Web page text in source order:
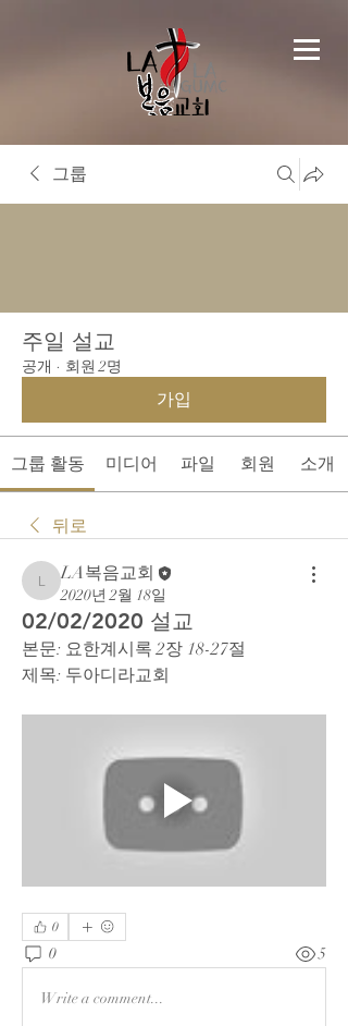
그룹
주일 설교
공개 · 회원 2명
가입
그룹 활동 미디어 파일 회원 소개
뒤로
LA복음교회
LA복음교회
2020년 2월 18일
02/02/2020 설교
본문: 요한계시록 2장 18-27절
제목: 두아디라교회
0
0 5
Write a comment...